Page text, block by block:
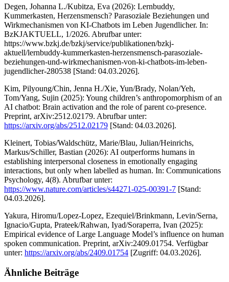
Degen, Johanna L./Kubitza, Eva (2026): Lernbuddy,
Kummerkasten, Herzensmensch? Parasoziale Beziehungen und
Wirkmechanismen von KI-Chatbots im Leben Jugendlicher. In:
BzKJAKTUELL, 1/2026. Abrufbar unter:
https://www.bzkj.de/bzkj/service/publikationen/bzkj-
aktuell/lernbuddy-kummerkasten-herzensmensch-parasoziale-
beziehungen-und-wirkmechanismen-von-ki-chatbots-im-leben-
jugendlicher-280538 [Stand: 04.03.2026].
Kim, Pilyoung/Chin, Jenna H./Xie, Yun/Brady, Nolan/Yeh,
Tom/Yang, Sujin (2025): Young children’s anthropomorphism of an
AI chatbot: Brain activation and the role of parent co-presence.
Preprint, arXiv:2512.02179. Abrufbar unter:
https://arxiv.org/abs/2512.02179 [Stand: 04.03.2026].
Kleinert, Tobias/Waldschütz, Marie/Blau, Julian/Heinrichs,
Markus/Schiller, Bastian (2026): AI outperforms humans in
establishing interpersonal closeness in emotionally engaging
interactions, but only when labelled as human. In: Communications
Psychology, 4(8). Abrufbar unter:
https://www.nature.com/articles/s44271-025-00391-7 [Stand:
04.03.2026].
Yakura, Hiromu/Lopez-Lopez, Ezequiel/Brinkmann, Levin/Serna,
Ignacio/Gupta, Prateek/Rahwan, Iyad/Soraperra, Ivan (2025):
Empirical evidence of Large Language Model’s influence on human
spoken communication. Preprint, arXiv:2409.01754. Verfügbar
unter: https://arxiv.org/abs/2409.01754 [Zugriff: 04.03.2026].
Ähnliche Beiträge